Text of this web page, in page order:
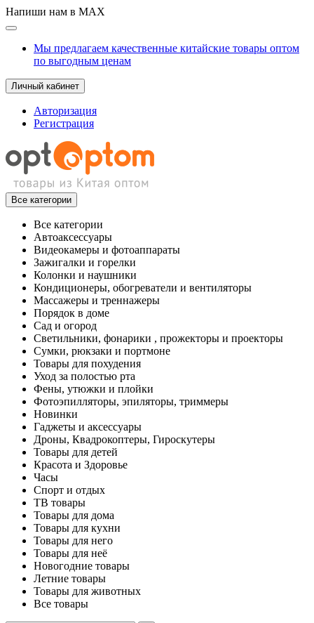
Напиши нам в MAX
Мы предлагаем качественные китайские товары оптом
по выгодным ценам
Личный кабинет
Авторизация
Регистрация
Все категории
Все категории
Автоаксессуары
Видеокамеры и фотоаппараты
Зажигалки и горелки
Колонки и наушники
Кондиционеры, обогреватели и вентиляторы
Массажеры и треннажеры
Порядок в доме
Сад и огород
Светильники, фонарики , прожекторы и проекторы
Сумки, рюкзаки и портмоне
Товары для похудения
Уход за полостью рта
Фены, утюжки и плойки
Фотоэпилляторы, эпиляторы, триммеры
Новинки
Гаджеты и аксессуары
Дроны, Квадрокоптеры, Гироскутеры
Товары для детей
Красота и Здоровье
Часы
Спорт и отдых
ТВ товары
Товары для дома
Товары для кухни
Товары для него
Товары для неё
Новогодние товары
Летние товары
Товары для животных
Все товары